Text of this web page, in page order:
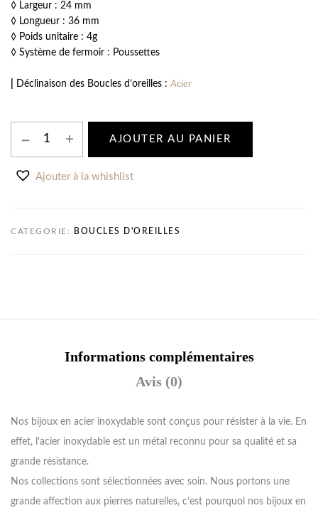
◊ Largeur : 24 mm
◊ Longueur : 36 mm
◊ Poids unitaire : 4g
◊ Système de fermoir : Poussettes
Déclinaison des Boucles d’oreilles :Acier
AJOUTER AU PANIER
Ajouter à la whishlist
CATEGORIE: BOUCLES D'OREILLES
Informations complémentaires
Avis (0)
Nos bijoux en acier inoxydable sont conçus pour résister à la vie. En
effet, l’acier inoxydable est un métal reconnu pour sa qualité et sa
grande résistance.
Nos collections sont sélectionnées avec soin. Nous portons une
grande affection aux pierres naturelles, c’est pourquoi nos bijoux en